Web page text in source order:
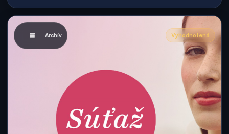
Archív Vyhodnotená